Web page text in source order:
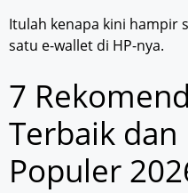
Itulah kenapa kini hampir
satu e-wallet di HP-nya.
7
Terbaik dan
Populer